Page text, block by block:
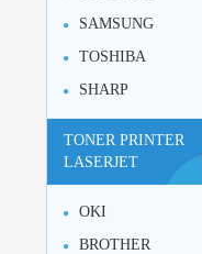
SAMSUNG
TOSHIBA
SHARP
TONER PRINTER
LASERJET
OKI
BROTHER